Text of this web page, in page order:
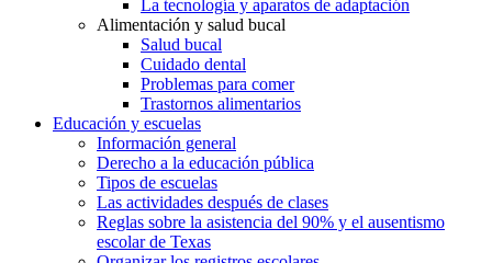
La tecnología y aparatos de adaptación
Alimentación y salud bucal
Salud bucal
Cuidado dental
Problemas para comer
Trastornos alimentarios
Educación y escuelas
Información general
Derecho a la educación pública
Tipos de escuelas
Las actividades después de clases
Reglas sobre la asistencia del 90% y el ausentismo
escolar de Texas